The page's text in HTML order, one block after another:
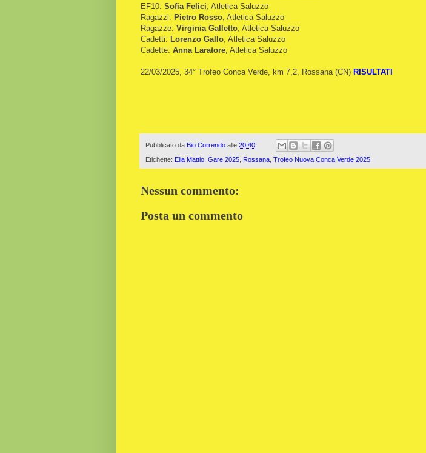
EF10: Sofia Felici , Atletica Saluzzo
Ragazzi: Pietro Rosso , Atletica Saluzzo
Ragazze: Virginia Galletto , Atletica Saluzzo
Cadetti: Lorenzo Gallo , Atletica Saluzzo
Cadette: Anna Laratore , Atletica Saluzzo
22/03/2025, 34° Trofeo Conca Verde, km 7,2, Rossana (CN) RISULTATI
Pubblicato da Bio Correndo alle 20:40
Etichette: Elia Mattio Gare 2025 Rossana Trofeo Nuova Conca Verde 2025
Nessun commento:
Posta un commento